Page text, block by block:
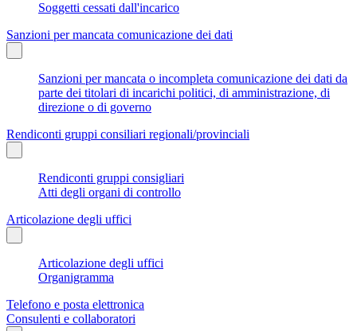
Soggetti cessati dall'incarico
Sanzioni per mancata comunicazione dei dati
Sanzioni per mancata o incompleta comunicazione dei dati da
parte dei titolari di incarichi politici, di amministrazione, di
direzione o di governo
Rendiconti gruppi consiliari regionali/provinciali
Rendiconti gruppi consigliari
Atti degli organi di controllo
Articolazione degli uffici
Articolazione degli uffici
Organigramma
Telefono e posta elettronica
Consulenti e collaboratori